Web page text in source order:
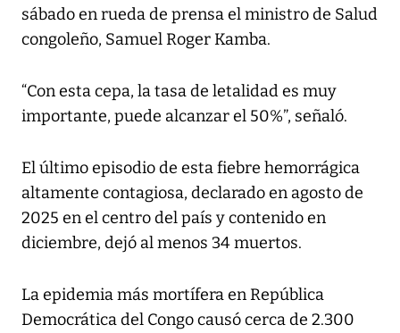
sábado en rueda de prensa el ministro de Salud
congoleño, Samuel Roger Kamba.
“Con esta cepa, la tasa de letalidad es muy
importante, puede alcanzar el 50%”, señaló.
El último episodio de esta fiebre hemorrágica
altamente contagiosa, declarado en agosto de
2025 en el centro del país y contenido en
diciembre, dejó al menos 34 muertos.
La epidemia más mortífera en República
Democrática del Congo causó cerca de 2.300